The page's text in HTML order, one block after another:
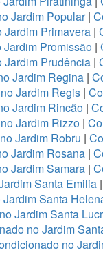
Jardim Popular|
Primavera |
Promissão|
Prudência |
Jardim Regina|
Jardim Regis|
Jardim Rincão |
Jardim Rizzo |
Jardim Robru |
Jardim Rosana|
Jardim Samara|
Santa Emilia |
Santa
Jardim Santa
no Jardim
no